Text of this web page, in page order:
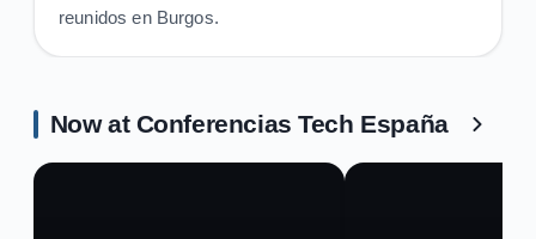
reunidos en Burgos.
Now at Conferencias Tech España